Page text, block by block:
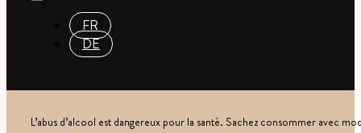
FR
DE
L’abus d’alcool est dangereux pour la santé. Sachez consommer avec